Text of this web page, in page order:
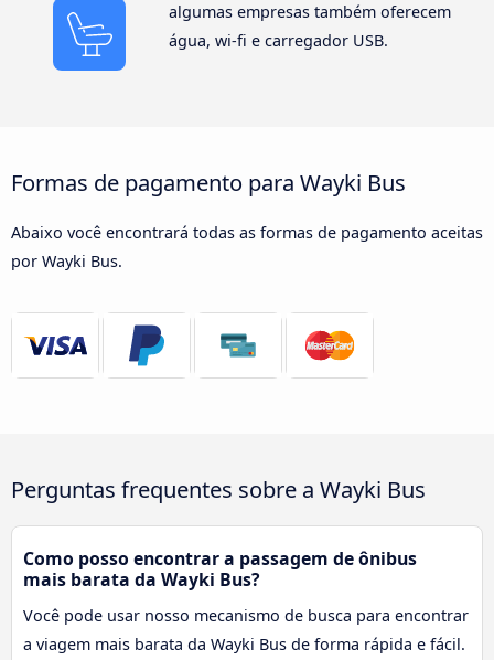
algumas empresas também oferecem
água, wi-fi e carregador USB.
Formas de pagamento para Wayki Bus
Abaixo você encontrará todas as formas de pagamento aceitas
por Wayki Bus.
Perguntas frequentes sobre a Wayki Bus
Como posso encontrar a passagem de ônibus
mais barata da Wayki Bus?
Você pode usar nosso mecanismo de busca para encontrar
a viagem mais barata da Wayki Bus de forma rápida e fácil.